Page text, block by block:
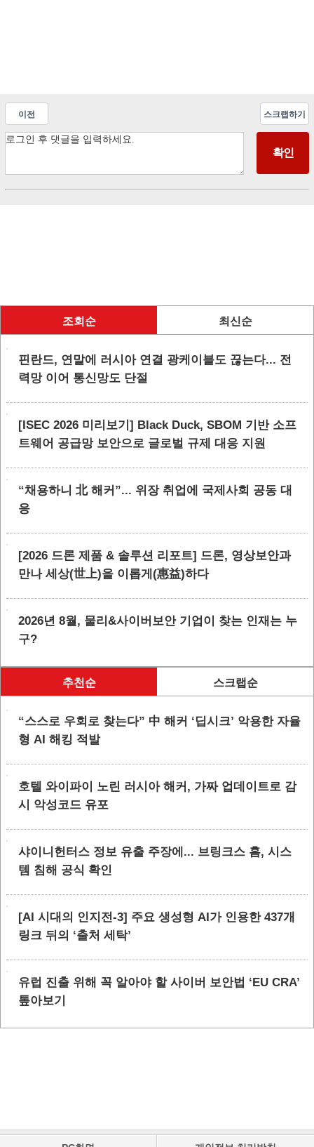
이전 스크랩하기
조회순 최신순
핀란드, 연말에 러시아 연결 광케이블도 끊는다... 전
력망 이어 통신망도 단절
[ISEC 2026 미리보기] Black Duck, SBOM 기반 소프
트웨어 공급망 보안으로 글로벌 규제 대응 지원
“채용하니 北 해커”... 위장 취업에 국제사회 공동 대
응
[2026 드론 제품 & 솔루션 리포트] 드론, 영상보안과
만나 세상(世上)을 이롭게(惠益)하다
2026년 8월, 물리&사이버보안 기업이 찾는 인재는 누
구?
추천순 스크랩순
“스스로 우회로 찾는다” 中 해커 ‘딥시크’ 악용한 자율
형 AI 해킹 적발
호텔 와이파이 노린 러시아 해커, 가짜 업데이트로 감
시 악성코드 유포
샤이니헌터스 정보 유출 주장에... 브링크스 홈, 시스
템 침해 공식 확인
[AI 시대의 인지전-3] 주요 생성형 AI가 인용한 437개
링크 뒤의 ‘출처 세탁’
유럽 진출 위해 꼭 알아야 할 사이버 보안법 ‘EU CRA’
톺아보기